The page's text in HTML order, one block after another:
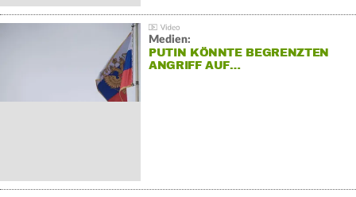
Medien:
PUTIN KÖNNTE BEGRENZTEN
ANGRIFF AUF…